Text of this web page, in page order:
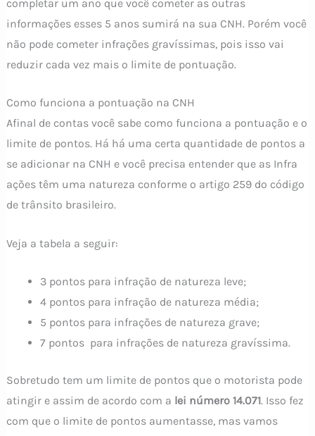
completar um ano que você cometer as outras
informações esses 5 anos sumirá na sua CNH. Porém você
não pode cometer infrações gravíssimas, pois isso vai
reduzir cada vez mais o limite de pontuação.
Como funciona a pontuação na CNH
Afinal de contas você sabe como funciona a pontuação e o
limite de pontos. Há há uma certa quantidade de pontos a
se adicionar na CNH e você precisa entender que as Infra
ações têm uma natureza conforme o artigo 259 do código
de trânsito brasileiro.
Veja a tabela a seguir:
3 pontos para infração de natureza leve;
4 pontos para infração de natureza média;
5 pontos para infrações de natureza grave;
7 pontos para infrações de natureza gravíssima.
Sobretudo tem um limite de pontos que o motorista pode
atingir e assim de acordo com a lei número 14.071. Isso fez
com que o limite de pontos aumentasse, mas vamos